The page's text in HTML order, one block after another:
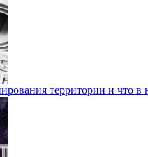
территории и что в